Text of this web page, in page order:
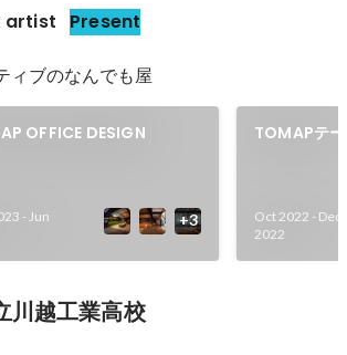
artist Present
ィブのなんでも屋
OFFICE DESIGN
-Jun
TOMAPテ
Oct 2022 - Dec
2022
川越工業高校